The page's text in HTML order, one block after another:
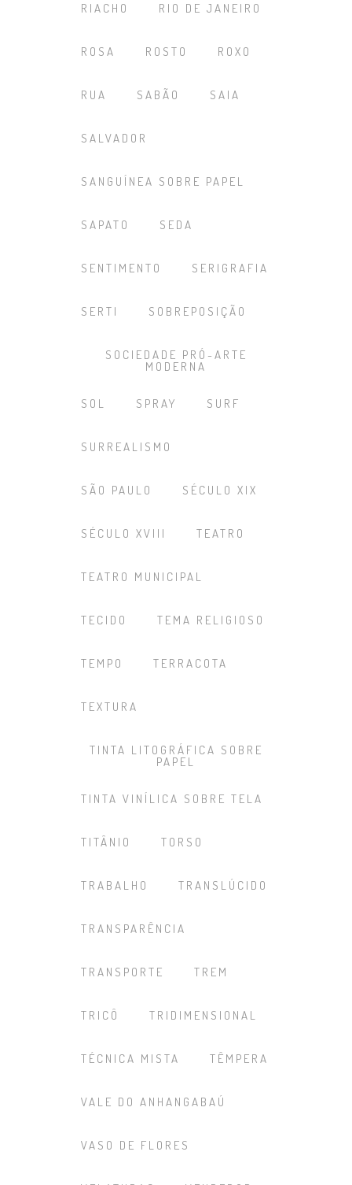
RIACHO RIO DE JANEIRO
ROSA ROSTO ROXO
RUA SABÃO SAIA
SALVADOR
SANGUÍNEA SOBRE PAPEL
SAPATO SEDA
SENTIMENTO SERIGRAFIA
SERTI SOBREPOSIÇÃO
SOCIEDADE PRÓ-ARTE
MODERNA
SOL SPRAY SURF
SURREALISMO
SÃO PAULO SÉCULO XIX
SÉCULO XVIII TEATRO
TEATRO MUNICIPAL
TECIDO TEMA RELIGIOSO
TEMPO TERRACOTA
TEXTURA
TINTA LITOGRÁFICA SOBRE
PAPEL
TINTA VINÍLICA SOBRE TELA
TITÂNIO TORSO
TRABALHO TRANSLÚCIDO
TRANSPARÊNCIA
TRANSPORTE TREM
TRICÔ TRIDIMENSIONAL
TÉCNICA MISTA TÊMPERA
VALE DO ANHANGABAÚ
VASO DE FLORES